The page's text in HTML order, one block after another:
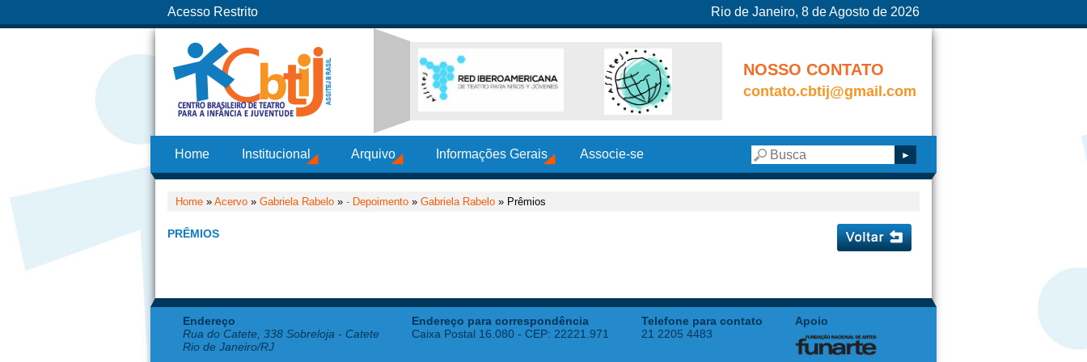
Acesso Restrito Rio de Janeiro, 8 de Agosto de 2026
NOSSO CONTATO
contato.cbtij@gmail.com
Home Institucional Arquivo Informações Gerais Associe-se
Home » Acervo » Gabriela Rabelo » - Depoimento » Gabriela Rabelo » Prêmios
PRÊMIOS
Endereço
Rua do Catete, 338 Sobreloja - Catete
Rio de Janeiro/RJ
Endereço para correspondência
Caixa Postal 16.080 - CEP: 22221.971
Telefone para contato
21 2205 4483
Apoio